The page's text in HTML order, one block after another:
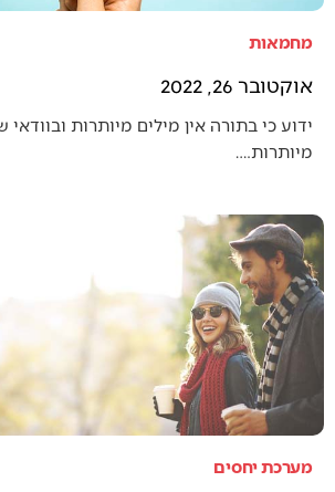
מחמאות
אוקטובר 26, 2022
ידוע כי בתורה אין מילים מיותרות
מיותרות.…
מערכת יחסים